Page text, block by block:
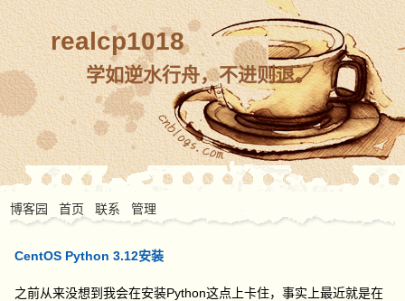
realcp1018
学如逆水行舟，不进则退。
博客园 首页 联系 管理
CentOS Python 3.12安装
之前从来没想到我会在安装Python这点上卡住，事实上最近就是在